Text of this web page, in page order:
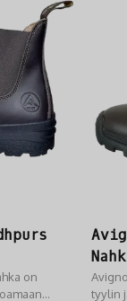
on
tyylin